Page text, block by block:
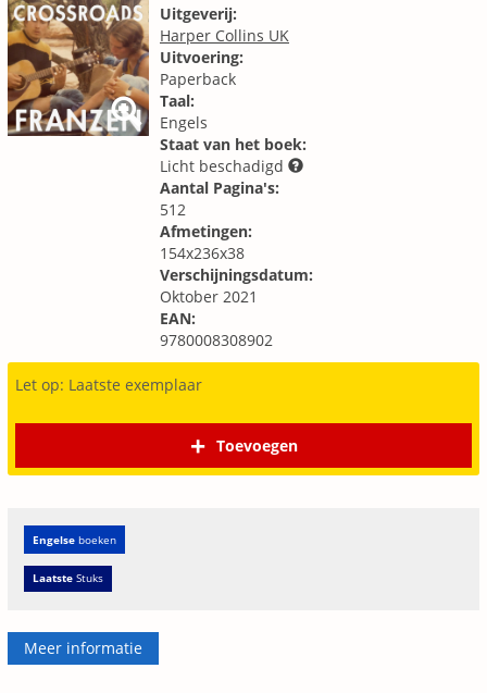
Uitgeverij:
Harper Collins UK
Uitvoering:
Paperback
Taal:
Engels
Staat van het boek:
Licht beschadigd
Aantal Pagina's:
512
Afmetingen:
154x236x38
Verschijningsdatum:
Oktober 2021
EAN:
9780008308902
Let op: Laatste exemplaar
Toevoegen
Engelse boeken
Laatste Stuks
Meer informatie